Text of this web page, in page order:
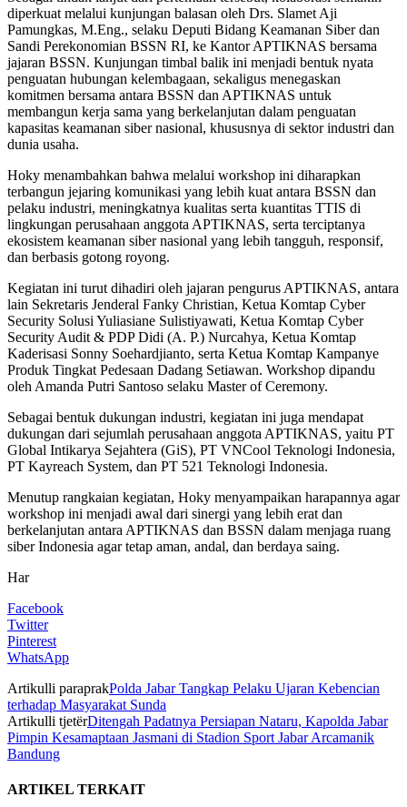
diperkuat melalui kunjungan balasan oleh Drs. Slamet Aji
Pamungkas, M.Eng., selaku Deputi Bidang Keamanan Siber dan
Sandi Perekonomian BSSN RI, ke Kantor APTIKNAS bersama
jajaran BSSN. Kunjungan timbal balik ini menjadi bentuk nyata
penguatan hubungan kelembagaan, sekaligus menegaskan
komitmen bersama antara BSSN dan APTIKNAS untuk
membangun kerja sama yang berkelanjutan dalam penguatan
kapasitas keamanan siber nasional, khususnya di sektor industri dan
dunia usaha.
Hoky menambahkan bahwa melalui workshop ini diharapkan
terbangun jejaring komunikasi yang lebih kuat antara BSSN dan
pelaku industri, meningkatnya kualitas serta kuantitas TTIS di
lingkungan perusahaan anggota APTIKNAS, serta terciptanya
ekosistem keamanan siber nasional yang lebih tangguh, responsif,
dan berbasis gotong royong.
Kegiatan ini turut dihadiri oleh jajaran pengurus APTIKNAS, antara
lain Sekretaris Jenderal Fanky Christian, Ketua Komtap Cyber
Security Solusi Yuliasiane Sulistiyawati, Ketua Komtap Cyber
Security Audit & PDP Didi (A. P.) Nurcahya, Ketua Komtap
Kaderisasi Sonny Soehardjianto, serta Ketua Komtap Kampanye
Produk Tingkat Pedesaan Dadang Setiawan. Workshop dipandu
oleh Amanda Putri Santoso selaku Master of Ceremony.
Sebagai bentuk dukungan industri, kegiatan ini juga mendapat
dukungan dari sejumlah perusahaan anggota APTIKNAS, yaitu PT
Global Intikarya Sejahtera (GiS), PT VNCool Teknologi Indonesia,
PT Kayreach System, dan PT 521 Teknologi Indonesia.
Menutup rangkaian kegiatan, Hoky menyampaikan harapannya agar
workshop ini menjadi awal dari sinergi yang lebih erat dan
berkelanjutan antara APTIKNAS dan BSSN dalam menjaga ruang
siber Indonesia agar tetap aman, andal, dan berdaya saing.
Har
Facebook
Twitter
Pinterest
WhatsApp
Artikulli paraprakPolda Jabar Tangkap Pelaku Ujaran Kebencian
terhadap Masyarakat Sunda
Artikulli tjetërDitengah Padatnya Persiapan Nataru, Kapolda Jabar
Pimpin Kesamaptaan Jasmani di Stadion Sport Jabar Arcamanik
Bandung
ARTIKEL TERKAIT